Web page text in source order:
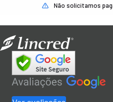
Não solicitamos